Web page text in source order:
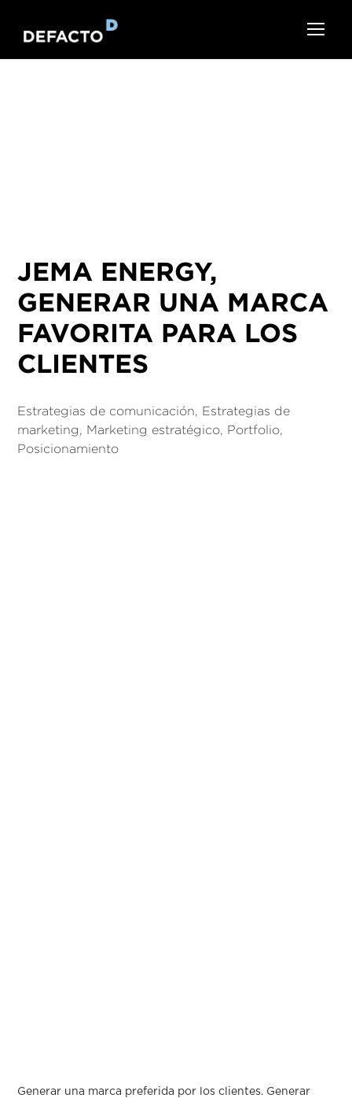
JEMA ENERGY,
GENERAR UNA MARCA
FAVORITA PARA LOS
CLIENTES
Estrategias de comunicación, Estrategias de
marketing, Marketing estratégico, Portfolio,
Posicionamiento
Generar una marca preferida por los clientes. Generar